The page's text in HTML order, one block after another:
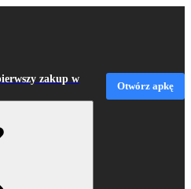
zakup w
Otwórz apkę